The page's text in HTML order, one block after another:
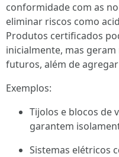
conformidade com as
eliminar riscos como
Produtos certificados
inicialmente, mas
futuros, além de
Exemplos:
Tijolos e blocos de
garantem
Sistemas elétricos